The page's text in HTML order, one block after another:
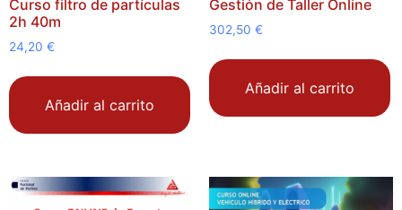
Curso filtro de partículas
2h 40m
24,20 €
Añadir al carrito
Gestión de Taller Online
302,50 €
Añadir al carrito